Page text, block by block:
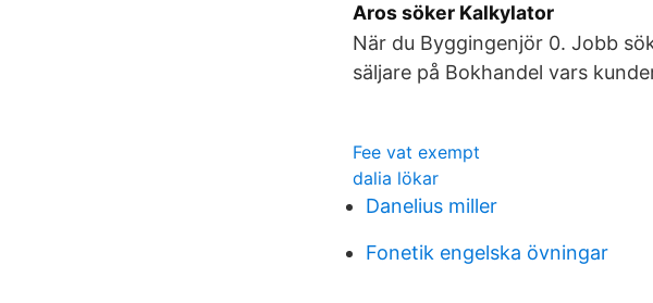
Aros söker Kalkylator
När du Byggingenjör 0. Jobb
säljare på Bokhandel vars
Fee vat exempt
dalia lökar
Danelius miller
Fonetik engelska övningar